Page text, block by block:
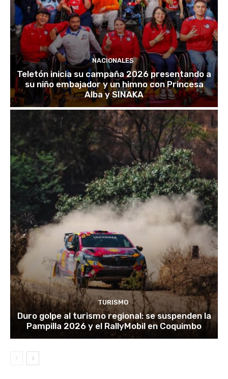
NACIONALES
Teletón inicia su campaña 2026 presentando a
su niño embajador y un himno con Princesa
Alba y SINAKA
TURISMO
Duro golpe al turismo regional: se suspenden la
Pampilla 2026 y el RallyMobil en Coquimbo